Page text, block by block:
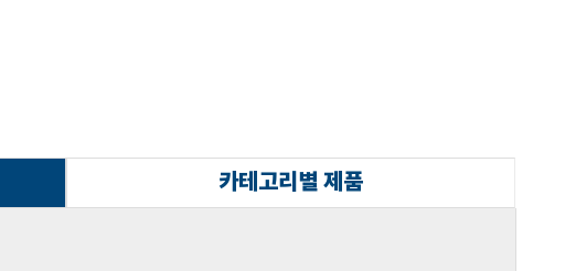
카테고리별 제품